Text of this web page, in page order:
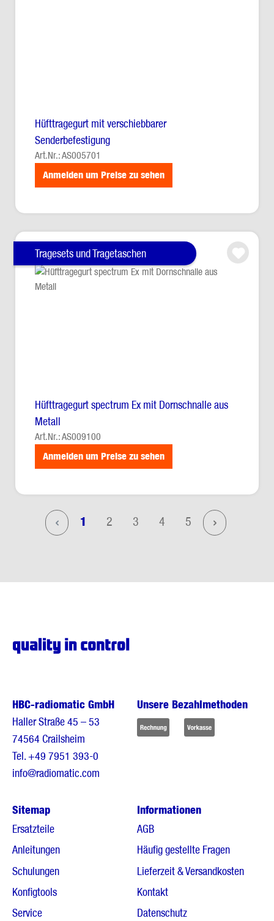
Hüfttragegurt mit verschiebbarer
Senderbefestigung
Art.Nr.: AS005701
Anmelden um Preise zu sehen
Tragesets und Tragetaschen
Hüfttragegurt spectrum Ex mit Dornschnalle aus
Metall
Art.Nr.: AS009100
Anmelden um Preise zu sehen
Seite
1 Seite
2 Seite
3 Seite
4 Seite
5
HBC-radiomatic GmbH
Haller Straße 45 – 53
74564 Crailsheim
Tel.+49 7951 393-0
info@radiomatic.com
Unsere Bezahlmethoden
Sitemap
Ersatzteile
Anleitungen
Schulungen
Konfigtools
Service
Informationen
AGB
Häufig gestellte Fragen
Lieferzeit & Versandkosten
Kontakt
Datenschutz